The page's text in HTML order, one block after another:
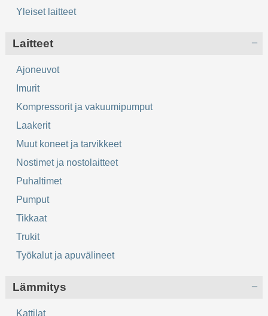
Yleiset laitteet
Laitteet
Ajoneuvot
Imurit
Kompressorit ja vakuumipumput
Laakerit
Muut koneet ja tarvikkeet
Nostimet ja nostolaitteet
Puhaltimet
Pumput
Tikkaat
Trukit
Työkalut ja apuvälineet
Lämmitys
Kattilat